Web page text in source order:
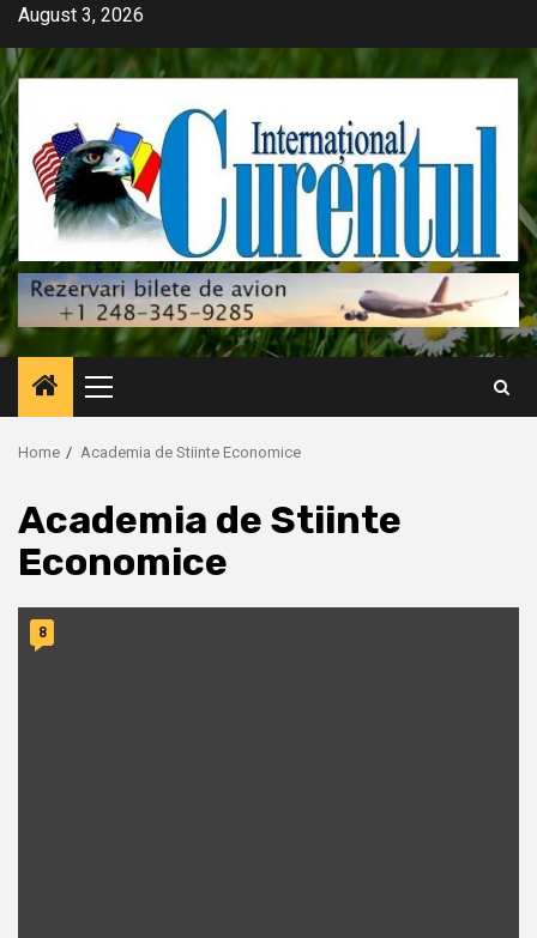
Skip
content
August 3, 2026
Primary
Menu
Home Academia de Stiinte Economice
Academia de Stiinte
Economice
8